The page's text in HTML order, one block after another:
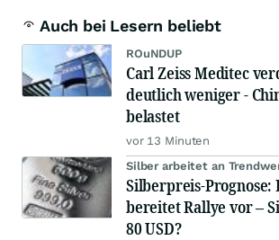
Auch bei Lesern beliebt
ROuNDUP
Carl Zeiss Meditec
deutlich weniger -
belastet
vor 13 Minuten
Silber arbeitet an
Silberpreis-Prognose:
bereitet Rallye vor –
80 USD?